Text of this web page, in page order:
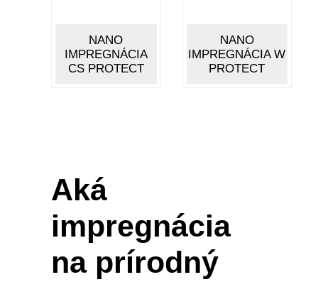
NANO
IMPREGNÁCIA
CS PROTECT
NANO
IMPREGNÁCIA W
PROTECT
Aká
impregnácia
na prírodný